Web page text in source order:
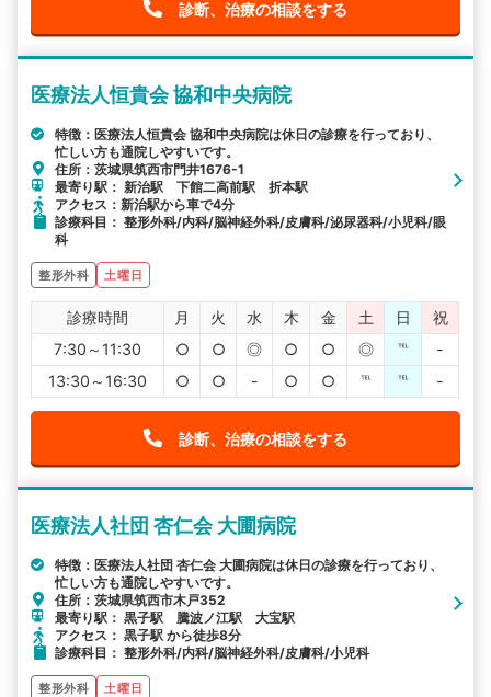
診断、治療の相談をする
医療法人恒貴会 協和中央病院
特徴：医療法人恒貴会 協和中央病院は休日の診療を行っており、
忙しい方も通院しやすいです。
住所：茨城県筑西市門井1676-1
最寄り駅： 新治駅 下館二高前駅 折本駅
アクセス：新治駅から車で4分
診療科目： 整形外科/内科/脳神経外科/皮膚科/泌尿器科/小児科/眼
科
整形外科 土曜日
診療時間 月 火 水 木 金 土 日
祝
7:30～11:30
○ ○ ◎ ○ ○ ◎ ℡
-
13:30～16:30
○ ○ - ○ ○ ℡ ℡ -
診断、治療の相談をする
医療法人社団 杏仁会 大圃病院
特徴：医療法人社団 杏仁会 大圃病院は休日の診療を行っており、
忙しい方も通院しやすいです。
住所：茨城県筑西市木戸352
最寄り駅： 黒子駅 騰波ノ江駅 大宝駅
アクセス： 黒子駅 から徒歩8分
診療科目： 整形外科/内科/脳神経外科/皮膚科/小児科
整形外科 土曜日